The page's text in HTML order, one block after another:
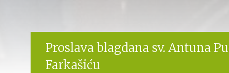
Proslava blagdana sv. Antuna
Farkašiću